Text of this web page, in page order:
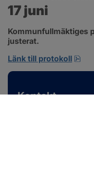
17 juni
Kommunfullmäktiges
justerat.
Länk till protokoll
Kontakt